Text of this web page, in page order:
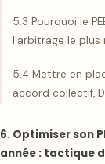
5.3 Pourquoi le
l'arbitrage le plus
5.4 Mettre en
accord collectif,
6. Optimiser son
année : tactique